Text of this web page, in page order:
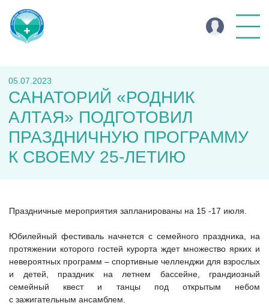
05.07.2023
САНАТОРИЙ «РОДНИК
АЛТАЯ» ПОДГОТОВИЛ
ПРАЗДНИЧНУЮ ПРОГРАММУ
К СВОЕМУ 25-ЛЕТИЮ
Праздничные мероприятия запланированы на 15 -17 июля.
Юбилейный фестиваль начнется с семейного праздника, на
протяжении которого гостей курорта ждет множество ярких и
невероятных программ – спортивные челленджи для взрослых
и детей, праздник на летнем бассейне, грандиозный
семейный квест и танцы под открытым небом
с зажигательным ансамблем.